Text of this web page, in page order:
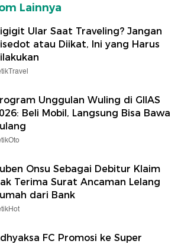
Lainnya
Ular Saat Traveling? Jangan
atau Diikat, Ini yang Harus
Unggulan Wuling di GIIAS
Beli Mobil, Langsung Bisa Bawa
Onsu Sebagai Debitur Klaim
Terima Surat Ancaman Lelang
dari Bank
FC Promosi ke Super